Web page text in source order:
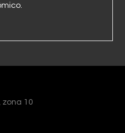
zona 10